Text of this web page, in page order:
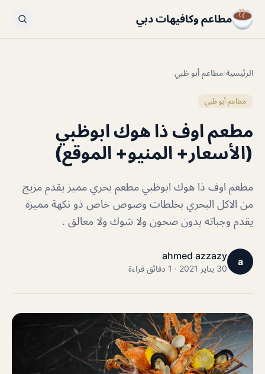
مطاعم وكافيهات دبي
الرئيسية/مطاعم أبو ظبي
مطاعم أبو ظبي
مطعم اوف ذا هوك ابوظبي
(الأسعار+ المنيو+ الموقع)
مطعم اوف ذا هوك ابوظبي مطعم بحري مميز يقدم مزيج
من الاكل البحري بخلطات وصوص خاص ذو نكهة مميزة
يقدم وجباته بدون صحون ولا شوك ولا معالق .
a
ahmed azzazy
30 يناير 2021 · 1 دقائق قراءة